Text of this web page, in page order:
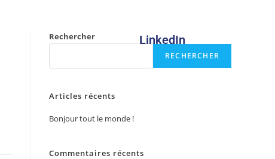
LinkedIn
Rechercher
RECHERCHER
Articles récents
Bonjour tout le monde !
Commentaires récents